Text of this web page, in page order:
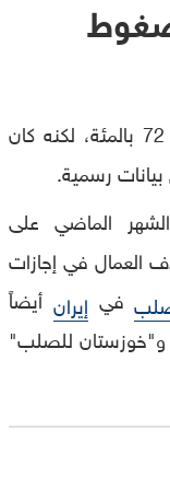
وبلغ معدل التضخم السنوي في مارس 72 بالمئة، لكنه كان
رسمية.
الشهر الماضي على
في إجازات
في إيران أيضاً
و"خوزستان للصلب"